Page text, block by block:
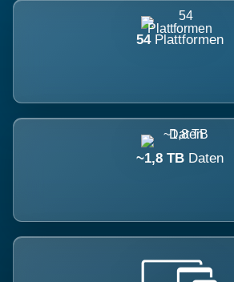
54 Plattformen
~1,8 TB Daten